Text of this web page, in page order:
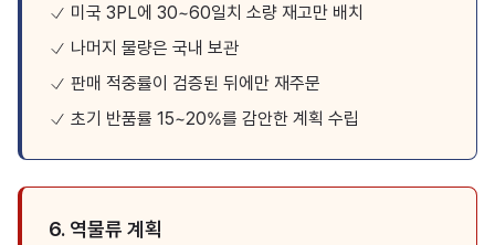
미국 3PL에 30~60일치 소량 재고만 배치
나머지 물량은 국내 보관
판매 적중률이 검증된 뒤에만 재주문
초기 반품률 15~20%를 감안한 계획 수립
6. 역물류 계획